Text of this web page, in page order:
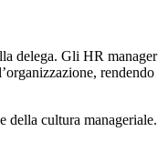
delega. Gli HR manager
rendendo
della cultura manageriale.